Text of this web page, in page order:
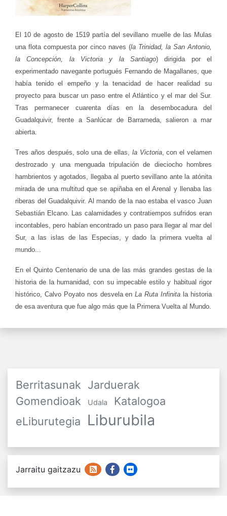
El 10 de agosto de 1519 partía del sevillano muelle de las Mulas
una flota compuesta por cinco naves (la Trinidad, la San Antonio,
la Concepción, la Victoria y la Santiago) dirigida por el
experimentado navegante portugués Fernando de Magallanes, que
había tenido el empeño y la tenacidad de hacer realidad su
proyecto para buscar un paso entre el Atlántico y el mar del Sur.
Tras permanecer cuarenta días en la desembocadura del
Guadalquivir, frente a Sanlúcar de Barrameda, salieron a mar
abierta.
Tres años después, solo una de ellas, la Victoria, con el velamen
destrozado y una menguada tripulación de dieciocho hombres
hambrientos y agotados, llegaba al puerto sevillano ante la atónita
mirada de una multitud que se apiñaba en el Arenal y llenaba las
riberas del Guadalquivir. Al mando de la nao estaba el vasco Juan
Sebastián Elcano. Las calamidades y contratiempos sufridos eran
incontables, pero habían encontrado un paso para llegar al mar del
Sur, a las islas de las Especias, y dado la primera vuelta al
mundo...
En el Quinto Centenario de una de las más grandes gestas de la
historia de la humanidad, con su impecable estilo y habitual rigor
histórico, Calvo Poyato nos desvela enLa Ruta Infinita la historia
de esa aventura que fue algo más que la Primera Vuelta al Mundo.
Berritasunak Jarduerak
Gomendioak
Udala
Katalogoa
eLiburutegia
Liburubila
Jarraitu gaitzazu